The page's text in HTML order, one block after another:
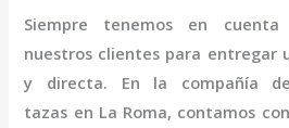
Siempre tenemos en cuenta
nuestros clientes para entregar
y directa. En la compañía
tazas en La Roma, contamos